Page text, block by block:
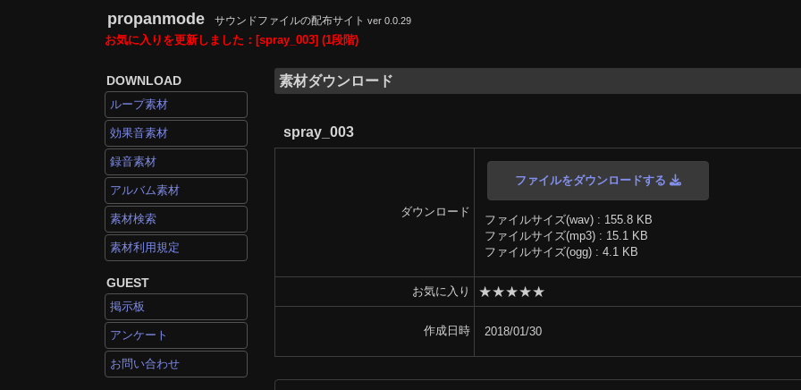
propanmode サウンドファイルの配布サイト ver 0.0.29
お気に入りを更新しました：[spray_003] (1段階)
DOWNLOAD
ループ素材
効果音素材
録音素材
アルバム素材
素材検索
素材利用規定
GUEST
掲示板
アンケート
お問い合わせ
素材ダウンロード
spray_003
ダウンロード
ファイルをダウンロードする
ファイルサイズ(wav) : 155.8 KB
ファイルサイズ(mp3) : 15.1 KB
ファイルサイズ(ogg) : 4.1 KB
お気に入り ★★★★★
作成日時 2018/01/30